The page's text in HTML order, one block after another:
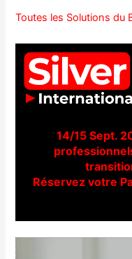
Toutes les Solutions du
14/15 Sept.
Réservez votre